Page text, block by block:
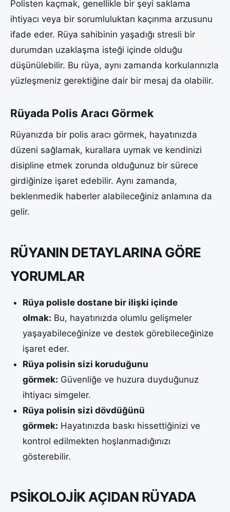
Polisten kaçmak, genellikle bir şeyi saklama
ihtiyacı veya bir sorumluluktan kaçınma arzusunu
ifade eder. Rüya sahibinin yaşadığı stresli bir
durumdan uzaklaşma isteği içinde olduğu
düşünülebilir. Bu rüya, aynı zamanda korkularınızla
yüzleşmeniz gerektiğine dair bir mesaj da olabilir.
Rüyada Polis Aracı Görmek
Rüyanızda bir polis aracı görmek, hayatınızda
düzeni sağlamak, kurallara uymak ve kendinizi
disipline etmek zorunda olduğunuz bir sürece
girdiğinize işaret edebilir. Aynı zamanda,
beklenmedik haberler alabileceğiniz anlamına da
gelir.
RÜYANIN DETAYLARINA GÖRE
YORUMLAR
Rüya polisle dostane bir ilişki içinde
olmak: Bu, hayatınızda olumlu gelişmeler
yaşayabileceğinize ve destek görebileceğinize
işaret eder.
Rüya polisin sizi koruduğunu
görmek: Güvenliğe ve huzura duyduğunuz
ihtiyacı simgeler.
Rüya polisin sizi dövdüğünü
görmek: Hayatınızda baskı hissettiğinizi ve
kontrol edilmekten hoşlanmadığınızı
gösterebilir.
PSİKOLOJİK AÇIDAN RÜYADA